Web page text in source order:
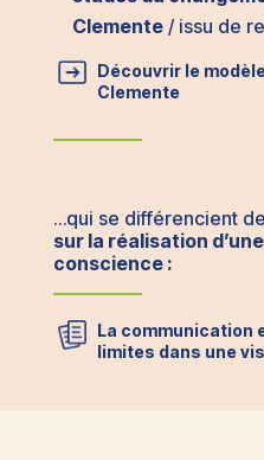
Clemente/ issu de
Découvrir le
Clemente
…qui se différencient
sur la réalisation
conscience :
La communication
limites dans une